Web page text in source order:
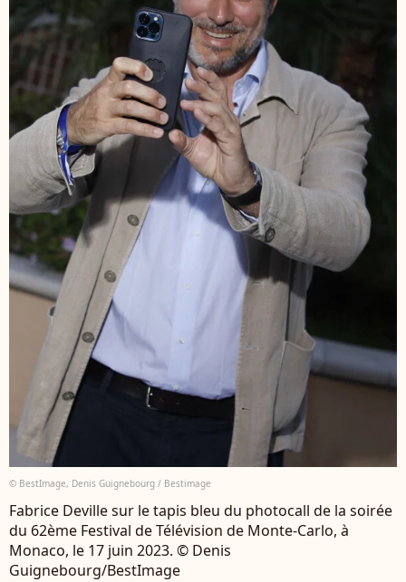
© BestImage, Denis Guignebourg / Bestimage
Fabrice Deville sur le tapis bleu du photocall de la soirée
du 62ème Festival de Télévision de Monte-Carlo, à
Monaco, le 17 juin 2023. © Denis
Guignebourg/BestImage